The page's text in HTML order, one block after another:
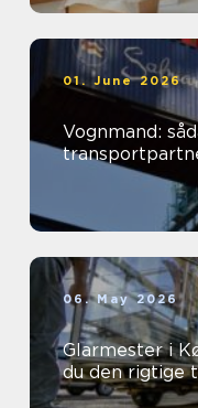
01. June 2026
Vognmand:
06. May 2026
Glarmester i
du den rigtige